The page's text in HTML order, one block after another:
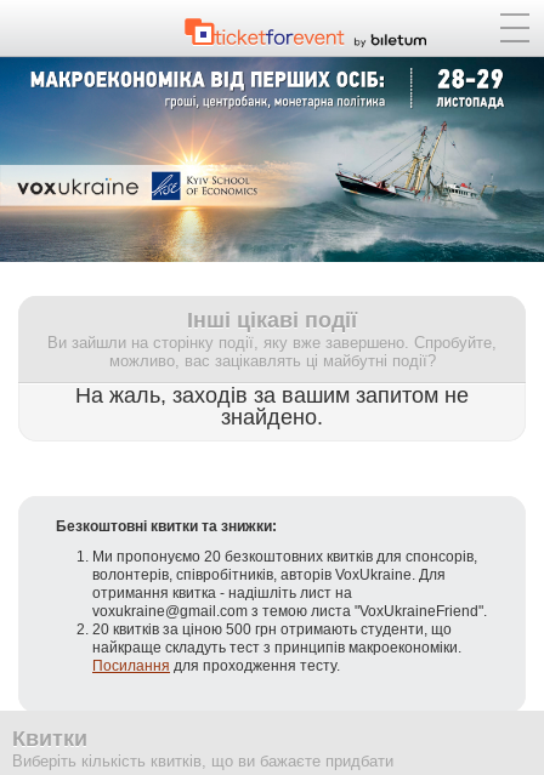
Інші цікаві події
Ви зайшли на сторінку події, яку вже завершено. Спробуйте,
можливо, вас зацікавлять ці майбутні події?
На жаль, заходів за вашим запитом не
знайдено.
Безкоштовні квитки та знижки:
Ми пропонуємо 20 безкоштовних квитків для спонсорів,
волонтерів, співробітників, авторів VoxUkraine. Для
отримання квитка - надішліть лист на
voxukraine@gmail.com з темою листа "VoxUkraineFriend".
20 квитків за ціною 500 грн отримають студенти, що
найкраще складуть тест з принципів макроекономіки.
Посилання для проходження тесту.
Квитки
Виберіть кількість квитків, що ви бажаєте придбати